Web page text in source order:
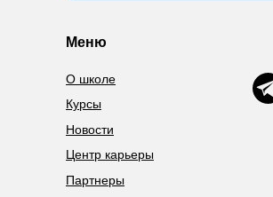
Меню
О школе
Курсы
Новости
Партнеры
Центр карьеры